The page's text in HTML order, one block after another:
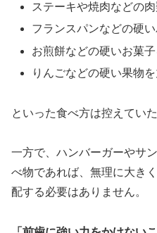
ステーキや焼肉などの
フランスパンなどの硬
お煎餅などの硬いお菓
りんごなどの硬い果物
といった食べ方は控えてい
一方で、ハンバーガーやサ
べ物であれば、無理に大き
配する必要はありません。